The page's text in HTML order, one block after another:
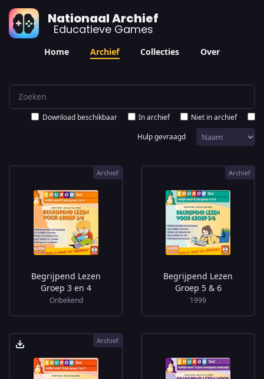
Nationaal Archief
Educatieve Games
Home Archief Collecties Over
Download beschikbaar In archief
Niet in archief
Hulp gevraagd
Begrijpend Lezen
Groep 3 en 4
Onbekend
Archief
Begrijpend Lezen
Groep 5 & 6
1999
Archief
Archief